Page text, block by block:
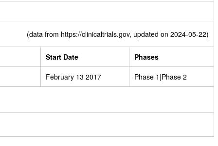
(data from https://clinicaltrials.gov, updated on 2024-05-22)
Start Date Phases
February 13 2017 Phase 1|Phase 2